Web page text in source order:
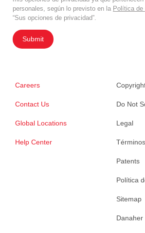
personales, según lo previsto en la Política de
“Sus opciones de privacidad”.
Submit
Careers
Contact Us
Global Locations
Help Center
Do Not
Legal
Patents
Política
Sitemap
Danaher